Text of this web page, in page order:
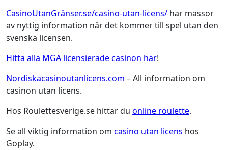
CasinoUtanGränser.se/casino-utan-licens/ har massor
av nyttig information när det kommer till spel utan den
svenska licensen.
Hitta alla MGA licensierade casinon här!
Nordiskacasinoutanlicens.com – All information om
casinon utan licens.
Hos Roulettesverige.se hittar du online roulette.
Se all viktig information om casino utan licens hos
Goplay.